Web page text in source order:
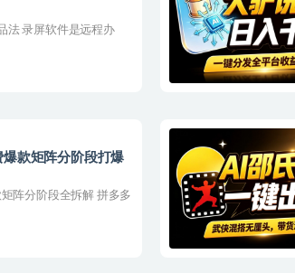
法 录屏软件是远程办
款矩阵分阶段打爆
阵分阶段全拆解 拼多多